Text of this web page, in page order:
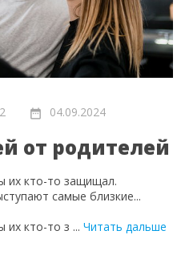
04.09.2024
от родителей
их кто-то защищал.
самые близкие...
их кто-то з ... Читать дальше